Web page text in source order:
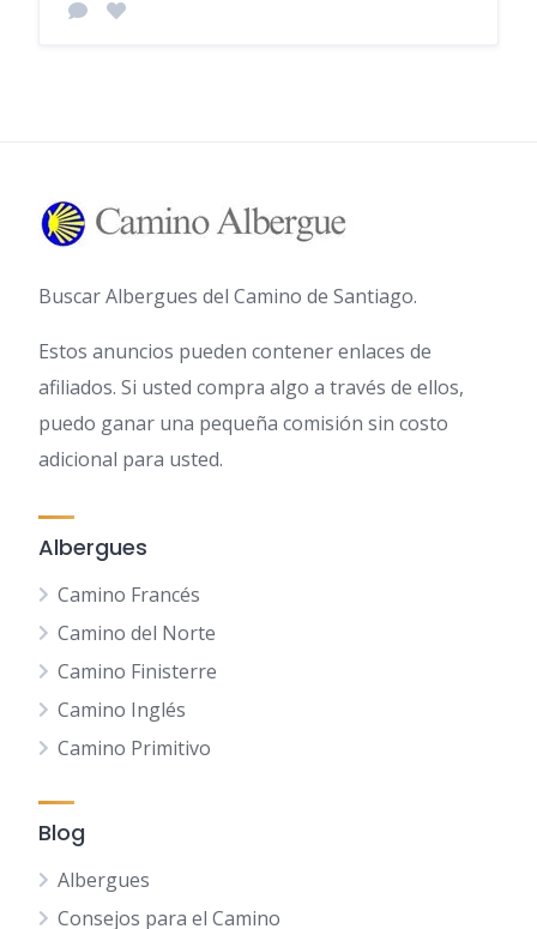
Buscar Albergues del Camino de Santiago.
Estos anuncios pueden contener enlaces de
afiliados. Si usted compra algo a través de ellos,
puedo ganar una pequeña comisión sin costo
adicional para usted.
Albergues
Camino Francés
Camino del Norte
Camino Finisterre
Camino Inglés
Camino Primitivo
Blog
Albergues
Consejos para el Camino